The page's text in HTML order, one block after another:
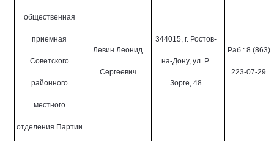
общественная
приемная
Советского
районного
местного
отделения Партии
Левин Леонид
Сергеевич
344015, г. Ростов-
на-Дону, ул. Р.
Зорге, 48
Раб.: 8 (863)
223-07-29